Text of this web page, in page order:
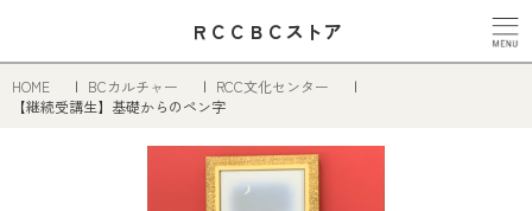
ＲＣＣＢＣストア
HOME BCカルチャー
RCC文化センター
【継続受講生】基礎からのペン字